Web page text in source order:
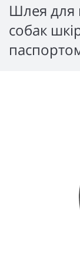
Шлея для
собак